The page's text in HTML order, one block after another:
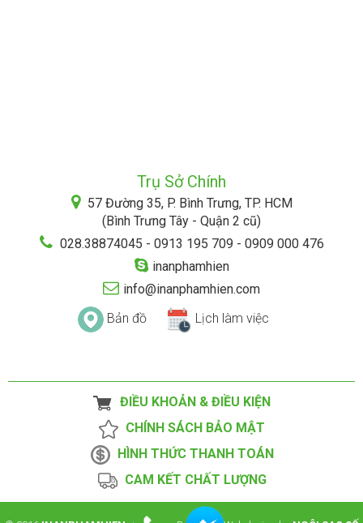
Trụ Sở Chính
57 Đường 35, P. Bình Trưng, TP. HCM
(Bình Trưng Tây - Quận 2 cũ)
028.38874045 - 0913 195 709 - 0909 000 476
inanphamhien
info@inanphamhien.com
Bản đồ
Lịch làm việc
ĐIỀU KHOẢN & ĐIỀU KIỆN
CHÍNH SÁCH BẢO MẬT
HÌNH THỨC THANH TOÁN
CAM KẾT CHẤT LƯỢNG